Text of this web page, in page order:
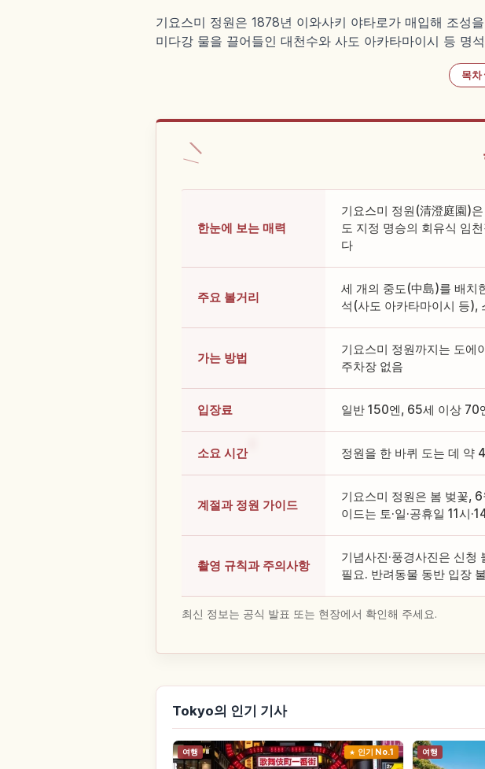
기요스미 정원은 1878년 이와사키 야타로가 매입해 조성
미다강 물을 끌어들인 대천수와 사도 아카타마이시 등 명
목차
한눈에 보는 매력
기요스미 정원(清澄庭園)
도 지정 명승의 회유식 임
다
주요 볼거리
세 개의 중도(中島)를 배치
석(사도 아카타마이시 등),
가는 방법
기요스미 정원까지는 도에
주차장 없음
입장료 일반 150엔, 65세 이상 70
소요 시간 정원을 한 바퀴 도는 데 약
계절과 정원 가이드
기요스미 정원은 봄 벚꽃,
이드는 토·일·공휴일 11시
촬영 규칙과 주의사항
기념사진·풍경사진은 신청
필요. 반려동물 동반 입장
최신 정보는 공식 발표 또는 현장에서 확인해 주세요.
Tokyo의 인기 기사
여행 인기 No.1 여행